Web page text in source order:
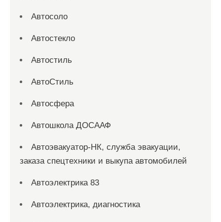
Автосоло
Автостекло
Автостиль
АвтоСтиль
Автосфера
Автошкола ДОСААФ
Автоэвакуатор-НК, служба эвакуации,
заказа спецтехники и выкупа автомобилей
Автоэлектрика 83
Автоэлектрика, диагностика